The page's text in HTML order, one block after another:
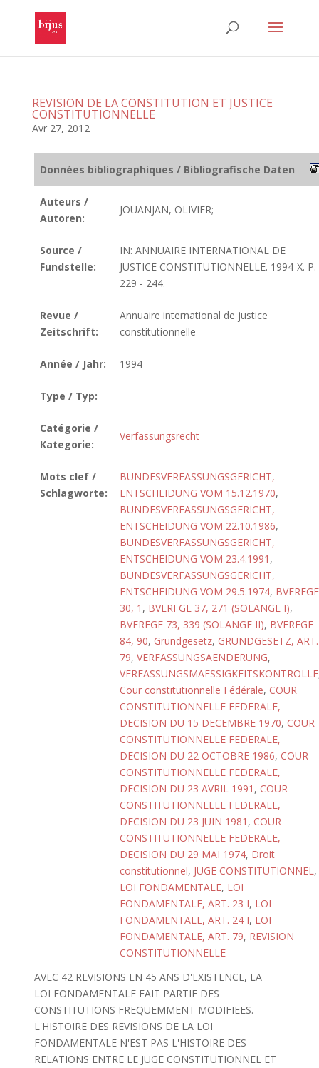
REVISION DE LA CONSTITUTION ET JUSTICE
CONSTITUTIONNELLE
Avr 27, 2012
Données bibliographiques / Bibliografische Daten
Auteurs /
Autoren:
JOUANJAN, OLIVIER;
Source /
Fundstelle:
IN: ANNUAIRE INTERNATIONAL DE
JUSTICE CONSTITUTIONNELLE. 1994-X. P.
229 - 244.
Revue /
Zeitschrift:
Annuaire international de justice
constitutionnelle
Année / Jahr: 1994
Type / Typ:
Catégorie /
Kategorie:
Verfassungsrecht
Mots clef /
Schlagworte:
BUNDESVERFASSUNGSGERICHT,
ENTSCHEIDUNG VOM 15.12.1970,
BUNDESVERFASSUNGSGERICHT,
ENTSCHEIDUNG VOM 22.10.1986,
BUNDESVERFASSUNGSGERICHT,
ENTSCHEIDUNG VOM 23.4.1991 ,
BUNDESVERFASSUNGSGERICHT,
ENTSCHEIDUNG VOM 29.5.1974, BVERFGE
30, 1 , BVERFGE 37, 271 (SOLANGE I),
BVERFGE 73, 339 (SOLANGE II), BVERFGE
84, 90, Grundgesetz, GRUNDGESETZ, ART.
79, VERFASSUNGSAENDERUNG,
VERFASSUNGSMAESSIGKEITSKONTROLLE
Cour constitutionnelle Fédérale, COUR
CONSTITUTIONNELLE FEDERALE,
DECISION DU 15 DECEMBRE 1970, COUR
CONSTITUTIONNELLE FEDERALE,
DECISION DU 22 OCTOBRE 1986, COUR
CONSTITUTIONNELLE FEDERALE,
DECISION DU 23 AVRIL 1991 , COUR
CONSTITUTIONNELLE FEDERALE,
DECISION DU 23 JUIN 1981 , COUR
CONSTITUTIONNELLE FEDERALE,
DECISION DU 29 MAI 1974, Droit
constitutionnel, JUGE CONSTITUTIONNEL,
LOI FONDAMENTALE, LOI
FONDAMENTALE, ART. 23 I, LOI
FONDAMENTALE, ART. 24 I, LOI
FONDAMENTALE, ART. 79, REVISION
CONSTITUTIONNELLE
AVEC 42 REVISIONS EN 45 ANS D'EXISTENCE, LA
LOI FONDAMENTALE FAIT PARTIE DES
CONSTITUTIONS FREQUEMMENT MODIFIEES.
L'HISTOIRE DES REVISIONS DE LA LOI
FONDAMENTALE N'EST PAS L'HISTOIRE DES
RELATIONS ENTRE LE JUGE CONSTITUTIONNEL ET